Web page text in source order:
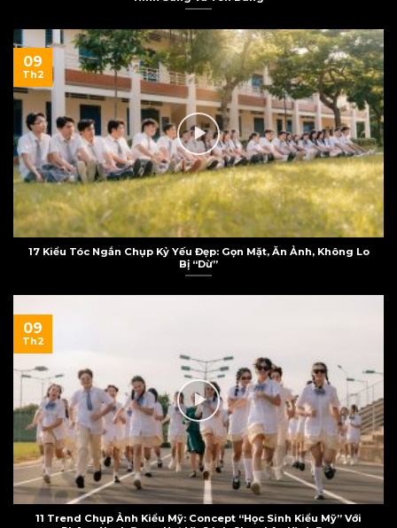
17 Kiểu Tóc Ngắn Chụp Kỷ Yếu Đẹp: Gọn Mặt, Ăn Ảnh, Không Lo
Bị “Dừ”
09
Th2
11 Trend Chụp Ảnh Kiểu Mỹ: Concept “Học Sinh Kiểu Mỹ” Với
09
Th2